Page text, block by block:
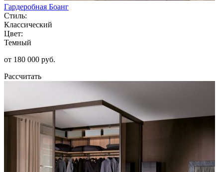
Гардеробная Боанг
Стиль:
Классический
Цвет:
Темный
от 180 000 руб.
Рассчитать